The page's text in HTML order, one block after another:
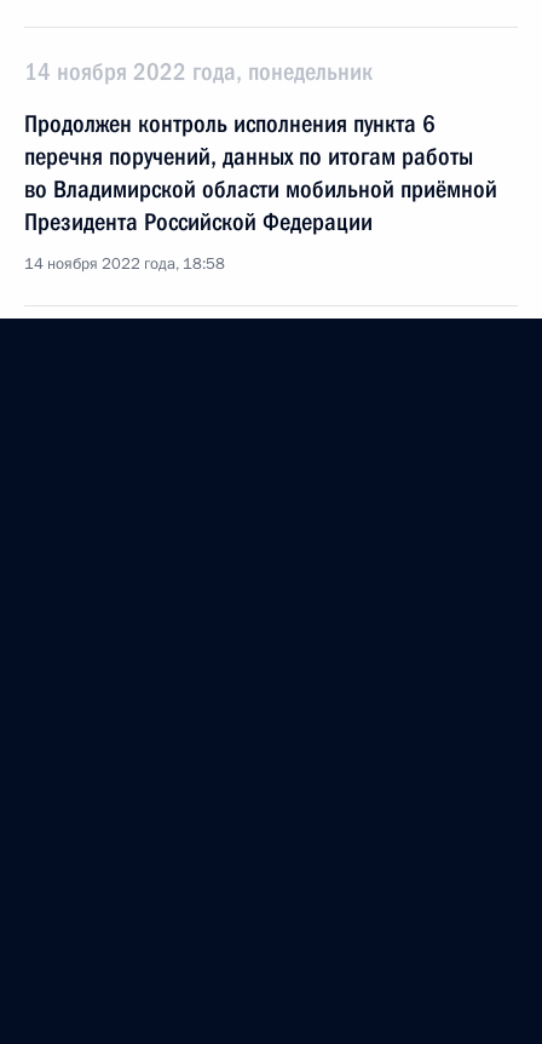
14 ноября 2022 года, понедельник
Продолжен контроль исполнения пункта 6
перечня поручений, данных по итогам работы
во Владимирской области мобильной приёмной
Президента Российской Федерации
14 ноября 2022 года, 18:58